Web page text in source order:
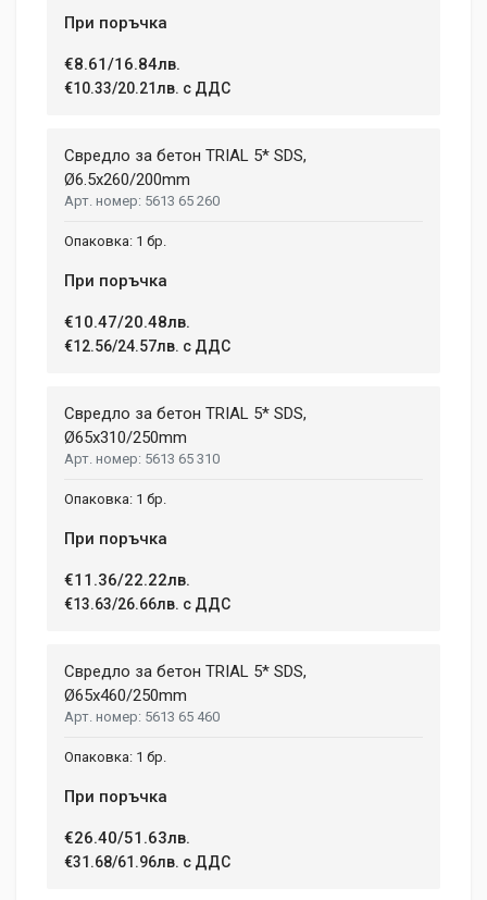
При поръчка
€8.61/16.84лв.
€10.33/20.21лв. с ДДС
Свредло за бетон TRIAL 5* SDS,
Ø6.5x260/200mm
5613 65 260
1 бр.
При поръчка
€10.47/20.48лв.
€12.56/24.57лв. с ДДС
Свредло за бетон TRIAL 5* SDS,
Ø65х310/250mm
5613 65 310
1 бр.
При поръчка
€11.36/22.22лв.
€13.63/26.66лв. с ДДС
Свредло за бетон TRIAL 5* SDS,
Ø65х460/250mm
5613 65 460
1 бр.
При поръчка
€26.40/51.63лв.
€31.68/61.96лв. с ДДС